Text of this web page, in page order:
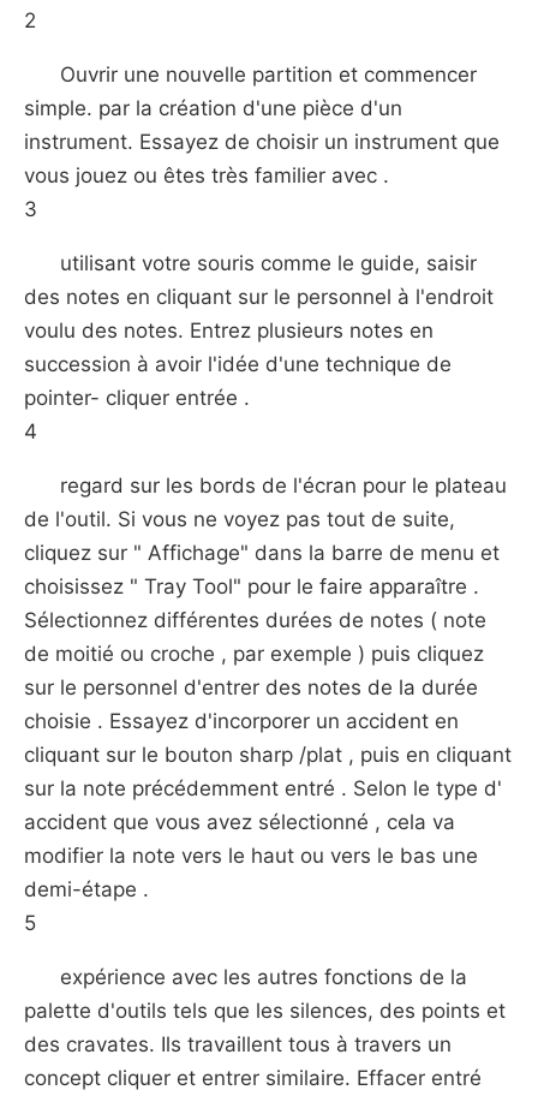
2
Ouvrir une nouvelle partition et commencer
simple. par la création d'une pièce d'un
instrument. Essayez de choisir un instrument que
vous jouez ou êtes très familier avec .
3
utilisant votre souris comme le guide, saisir
des notes en cliquant sur le personnel à l'endroit
voulu des notes. Entrez plusieurs notes en
succession à avoir l'idée d'une technique de
pointer- cliquer entrée .
4
regard sur les bords de l'écran pour le plateau
de l'outil. Si vous ne voyez pas tout de suite,
cliquez sur " Affichage" dans la barre de menu et
choisissez " Tray Tool" pour le faire apparaître .
Sélectionnez différentes durées de notes ( note
de moitié ou croche , par exemple ) puis cliquez
sur le personnel d'entrer des notes de la durée
choisie . Essayez d'incorporer un accident en
cliquant sur le bouton sharp /plat , puis en cliquant
sur ​​la note précédemment entré . Selon le type d'
accident que vous avez sélectionné , cela va
modifier la note vers le haut ou vers le bas une
demi-étape .
5
expérience avec les autres fonctions de la
palette d'outils tels que les silences, des points et
des cravates. Ils travaillent tous à travers un
concept cliquer et entrer similaire. Effacer entré